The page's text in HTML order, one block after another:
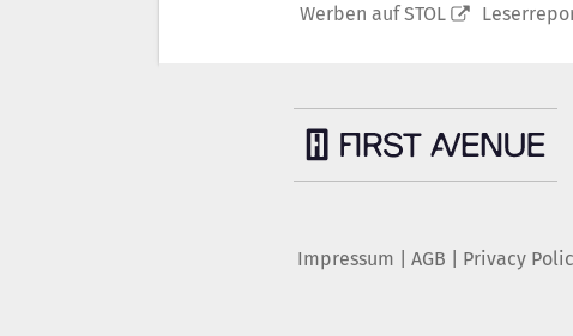
Werben auf STOL
Impressum AGB Privacy